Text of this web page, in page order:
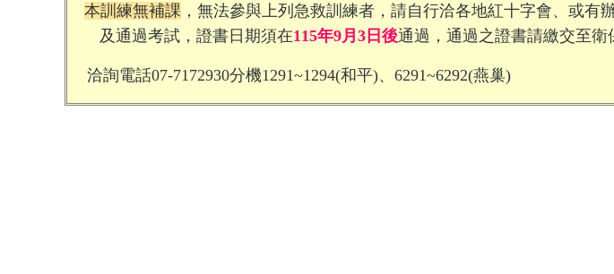
本訓練無補課 ，無法參與上列急救訓練者，請自行洽各地紅十字會、或有
及通過考試，證書日期須在115年9月3日後通過，通過之證書請繳交至衛
洽詢電話07-7172930分機1291~1294(和平)、 6291~6292(燕巢)